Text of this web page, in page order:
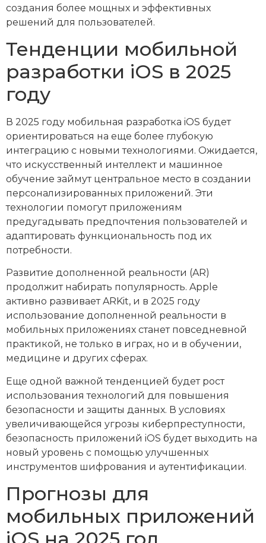
создания более мощных и эффективных
решений для пользователей.
Тенденции мобильной
разработки iOS в 2025
году
В 2025 году мобильная разработка iOS будет
ориентироваться на еще более глубокую
интеграцию с новыми технологиями. Ожидается,
что искусственный интеллект и машинное
обучение займут центральное место в создании
персонализированных приложений. Эти
технологии помогут приложениям
предугадывать предпочтения пользователей и
адаптировать функциональность под их
потребности.
Развитие дополненной реальности (AR)
продолжит набирать популярность. Apple
активно развивает ARKit, и в 2025 году
использование дополненной реальности в
мобильных приложениях станет повседневной
практикой, не только в играх, но и в обучении,
медицине и других сферах.
Еще одной важной тенденцией будет рост
использования технологий для повышения
безопасности и защиты данных. В условиях
увеличивающейся угрозы киберпреступности,
безопасность приложений iOS будет выходить на
новый уровень с помощью улучшенных
инструментов шифрования и аутентификации.
Прогнозы для
мобильных приложений